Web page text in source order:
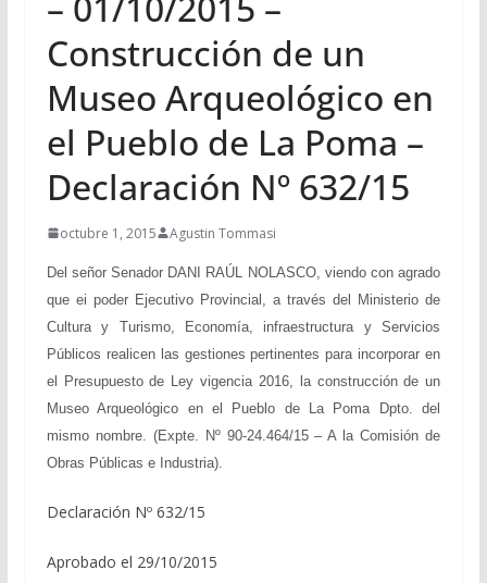
Construcción de un
Museo Arqueológico en
el Pueblo de La Poma –
Declaración Nº 632/15
octubre 1, 2015 Agustin Tommasi
Del señor Senador DANI RAÚL NOLASCO, viendo con agrado
que ei poder Ejecutivo Provincial, a través del Ministerio de
Cultura y Turismo, Economía, infraestructura y Servicios
Públicos realicen las gestiones pertinentes para incorporar en
el Presupuesto de Ley vigencia 2016, la construcción de un
Museo Arqueológico en el Pueblo de La Poma Dpto. del
mismo nombre. (Expte. Nº 90-24.464/15 – A la Comisión de
Obras Públicas e Industria).
Declaración Nº 632/15
Aprobado el 29/10/2015